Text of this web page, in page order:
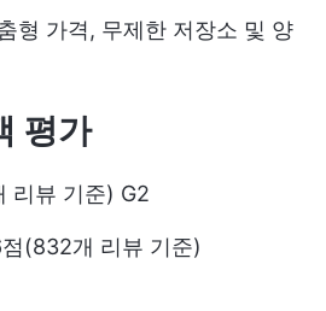
형 가격, 무제한 저장소 및 양
평가
리뷰 기준) G2
(832개 리뷰 기준)